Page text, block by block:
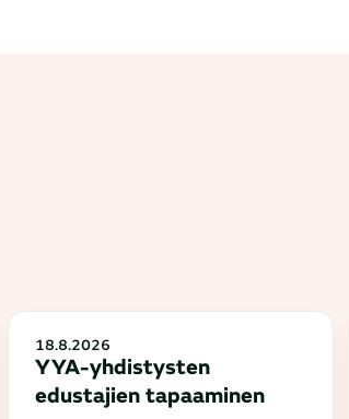
18.8.2026
YYA-yhdistysten
edustajien tapaaminen